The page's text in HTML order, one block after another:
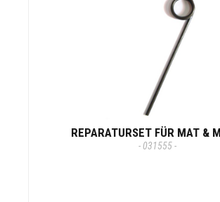
REPARATURSET FÜR MAT &
- 031555 -